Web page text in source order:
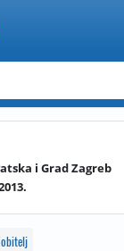
i Grad Zagreb